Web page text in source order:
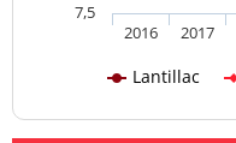
Lantillac
2016 2017
7,5